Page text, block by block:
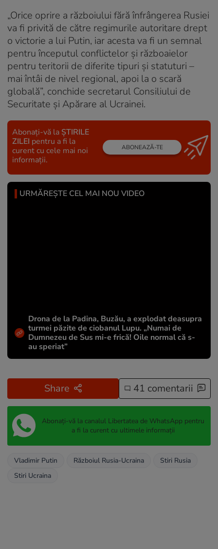
„Orice oprire a războiului fără înfrângerea Rusiei
va fi privită de către regimurile autoritare drept
o victorie a lui Putin, iar acesta va fi un semnal
pentru începutul conflictelor și războaielor
pentru teritorii de diferite tipuri și statuturi –
mai întâi de nivel regional, apoi la o scară
globală”, conchide secretarul Consiliului de
Securitate și Apărare al Ucrainei.
Abonați-vă la ȘTIRILE
ZILEI pentru a fi la
curent cu cele mai noi
informații.
ABONEAZĂ-TE
URMĂREȘTE CEL MAI NOU VIDEO
Drona de la Padina, Buzău, a explodat deasupra
turmei păzite de ciobanul Lupu. „Numai de
Dumnezeu de Sus mi-e frică! Oile normal că s-
au speriat”
Share 41 comentarii
Abonați-vă la canalul Libertatea de WhatsApp pentru
a fi la curent cu ultimele informații
Vladimir Putin Războiul Rusia-Ucraina
Stiri Rusia
Stiri Ucraina